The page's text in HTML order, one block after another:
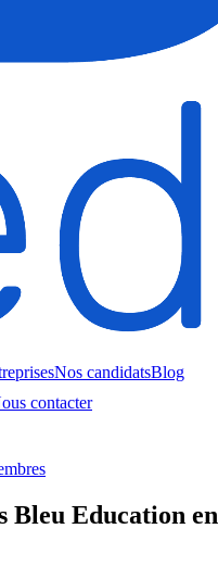
Nos candidatsBlog
contacter
Bleu Education en